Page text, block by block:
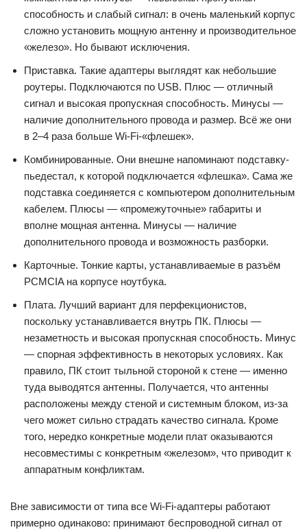
способность и слабый сигнал: в очень маленький корпус
сложно установить мощную антенну и производительное
«железо». Но бывают исключения.
Приставка. Такие адаптеры выглядят как небольшие
роутеры. Подключаются по USB. Плюс — отличный
сигнал и высокая пропускная способность. Минусы —
наличие дополнительного провода и размер. Всё же они
в 2–4 раза больше Wi-Fi-«флешек».
Комбинированные. Они внешне напоминают подставку-
пьедестал, к которой подключается «флешка». Сама же
подставка соединяется с компьютером дополнительным
кабелем. Плюсы — «промежуточные» габариты и
вполне мощная антенна. Минусы — наличие
дополнительного провода и возможность разборки.
Карточные. Тонкие карты, устанавливаемые в разъём
PCMCIA на корпусе ноутбука.
Плата. Лучший вариант для перфекционистов,
поскольку устанавливается внутрь ПК. Плюсы —
незаметность и высокая пропускная способность. Минус
— спорная эффективность в некоторых условиях. Как
правило, ПК стоит тыльной стороной к стене — именно
туда выводятся антенны. Получается, что антенны
расположены между стеной и системным блоком, из-за
чего может сильно страдать качество сигнала. Кроме
того, нередко конкретные модели плат оказываются
несовместимы с конкретным «железом», что приводит к
аппаратным конфликтам.
Вне зависимости от типа все Wi-Fi-адаптеры работают
примерно одинаково: принимают беспроводной сигнал от